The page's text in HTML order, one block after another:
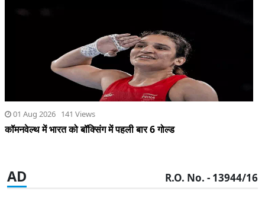
01 Aug 2026 141 Views
कॉमनवेल्थ में भारत को बॉक्सिंग में पहली बार 6 गोल्ड
AD R.O. No. - 13944/16